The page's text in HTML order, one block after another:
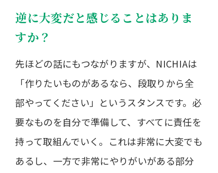
逆に大変だと感じることはありま
すか？
先ほどの話にもつながりますが、NICHIAは
「作りたいものがあるなら、段取りから全
部やってください」というスタンスです。必
要なものを自分で準備して、すべてに責任を
持って取組んでいく。これは非常に大変でも
あるし、一方で非常にやりがいがある部分